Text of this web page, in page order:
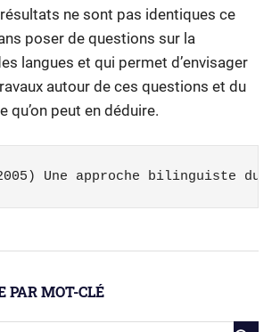
ne sont pas identiques ce
poser de questions sur la
langues et qui permet d’envisager
autour de ces questions et du
qu’on peut en déduire.
Une approche bilinguiste du
PAR MOT-CLÉ